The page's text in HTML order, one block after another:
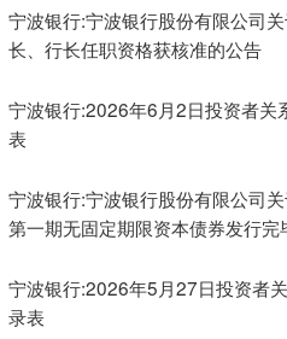
宁波银行:宁波银行股份有限公司
长、行长任职资格获核准的公告
宁波银行:2026年6月2日投资者关
表
宁波银行:宁波银行股份有限公司
第一期无固定期限资本债券发行完
宁波银行:2026年5月27日投资者
录表